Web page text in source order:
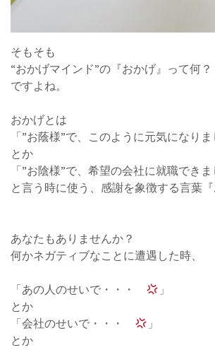
そもそも
“おかげマインド”の『おかげ』って何？
ですよね。
おかげとは
「”お蔭様”で、このように元気になりま
とか
「”お陰様”で、希望の会社に就職できま
と言う時に使う、感謝を象徴する言葉『
あなたもありませんか？
何かネガティブなことに遭遇した時、
「あの人のせいで・・・
」
とか
「会社のせいで・・・
」
とか